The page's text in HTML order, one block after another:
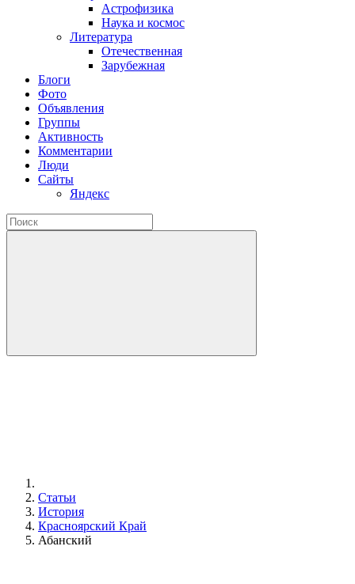
Астрофизика
Наука и космос
Литература
Отечественная
Зарубежная
Блоги
Фото
Объявления
Группы
Активность
Комментарии
Люди
Сайты
Яндекс
Статьи
История
Красноярский Край
Абанский